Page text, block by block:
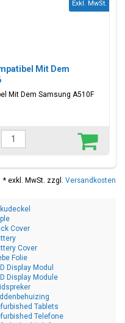
Mit Dem
Mit Dem Samsung A510F
Exkl. MwSt.
* exkl. MwSt. zzgl. Versandkosten
Cover
Cover
Folie
Display Modul
Display Module
Tablets
Telefone